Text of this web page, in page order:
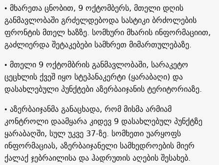
• მხარეთა ცნობით, 9 ოქტომბერს, მთელი დღის
განმავლობაში გრძელდებოდა სასტიკი ბრძოლების
ფრონტის მთელ ხაზზე. სომხური მხარის ინფორმაციით,
გაძლიერდა შეტაკებები სამხრეთ მიმართულებაზე.
• მთელი 9 ოქტომბრის განმავლობაში, სარაკეტო
ცეცხლის ქვეშ იყო სტეპანაკერტი (ყარაბაღი) და
დასახლებული პუნქტები აზერბაიჯანის ტერიტორიაზე.
• აზერბაიჯანმა განაცხადა, რომ მისმა არმიამ
კონტროლი დაამყარა კიდევ 9 დასახლებულ პუნქტზე
ყარაბაღში, სულ უკვე 37-ზე. სომხეთი უარყოფს
ინფორმაციას, აზერბაიჯანელი სამხედროების მიერ
ქალაქ ჯებრაილისა და ჰადრუთის აღების შესახებ.